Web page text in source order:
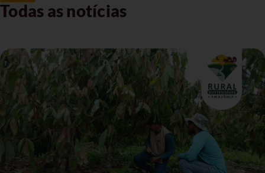
Todas as notícias